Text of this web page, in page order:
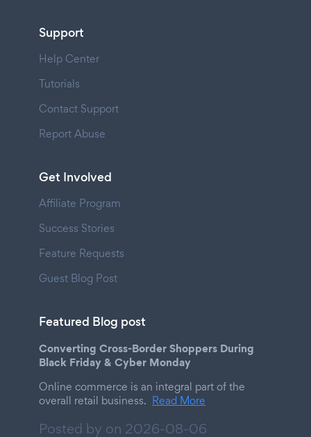
Support
Help Center
Tutorials
Contact Support
Report Abuse
Get Involved
Affiliate Program
Success Stories
Feature Requests
Guest Blog Post
Featured Blog post
Converting Cross-Border Shoppers During
Black Friday & Cyber Monday
Online commerce is an integral part of the
overall retail business. Read More
Posted by on 2026-08-06